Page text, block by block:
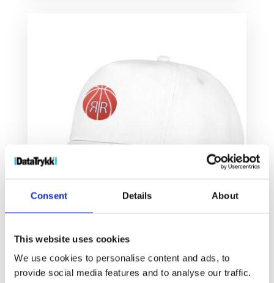
Consent Details About
This website uses cookies
We use cookies to personalise content and ads, to
provide social media features and to analyse our traffic.